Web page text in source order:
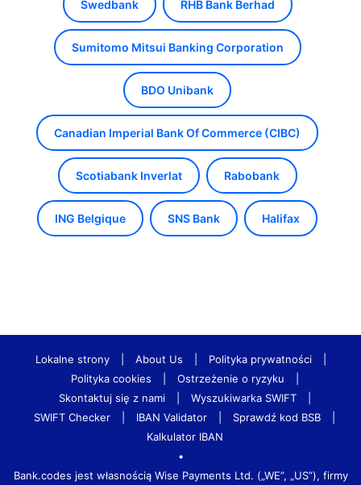
Swedbank RHB Bank Berhad
Sumitomo Mitsui Banking Corporation
BDO Unibank
Canadian Imperial Bank Of Commerce (CIBC)
Scotiabank Inverlat Rabobank
ING Belgique SNS Bank Halifax
Lokalne strony About Us Polityka prywatności
Polityka cookies
Ostrzeżenie o ryzyku
Skontaktuj się z nami
Wyszukiwarka SWIFT
SWIFT Checker
IBAN Validator Sprawdź kod BSB
Kalkulator IBAN
•
Bank.codes jest własnością Wise Payments Ltd. („WE”, „US”), firmy